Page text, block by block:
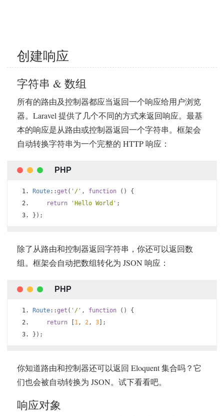
创建响应
字符串 & 数组
所有的路由及控制器都应当返回一个响应给用户浏览
器。Laravel 提供了几个不同的方式来返回响应。最基
本的响应是从路由或控制器返回一个字符串。框架会
自动转换字符串为一个完整的 HTTP 响应：
Route::get ( '/' , function ()
{
return
'Hello World' ;
});
除了从路由和控制器返回字符串，你还可以返回数
组。框架会自动把数组转化为 JSON 响应：
Route::get ( '/' , function ()
{
return
1, 2, 3 ];
});
你知道路由和控制器还可以返回 Eloquent 集合吗？它
们也会被自动转换为 JSON。试下看看吧。
响应对象